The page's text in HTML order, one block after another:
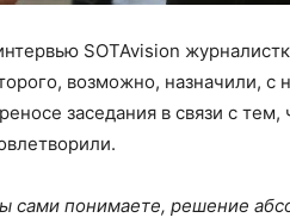
SOTAvision
возможно, назначили, с
заседания в связи с
сами понимаете, решение